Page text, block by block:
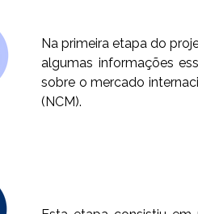
Na primeira etapa do
algumas informações
sobre o mercado
(NCM).